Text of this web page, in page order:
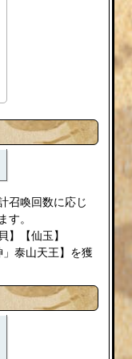
召喚回数に応じ
。
】【仙玉】
」泰山天王】を獲